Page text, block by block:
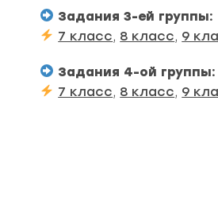
Задания 3-ей группы:
7 класс, 8 класс, 9
Задания 4-ой группы:
7 класс, 8 класс, 9